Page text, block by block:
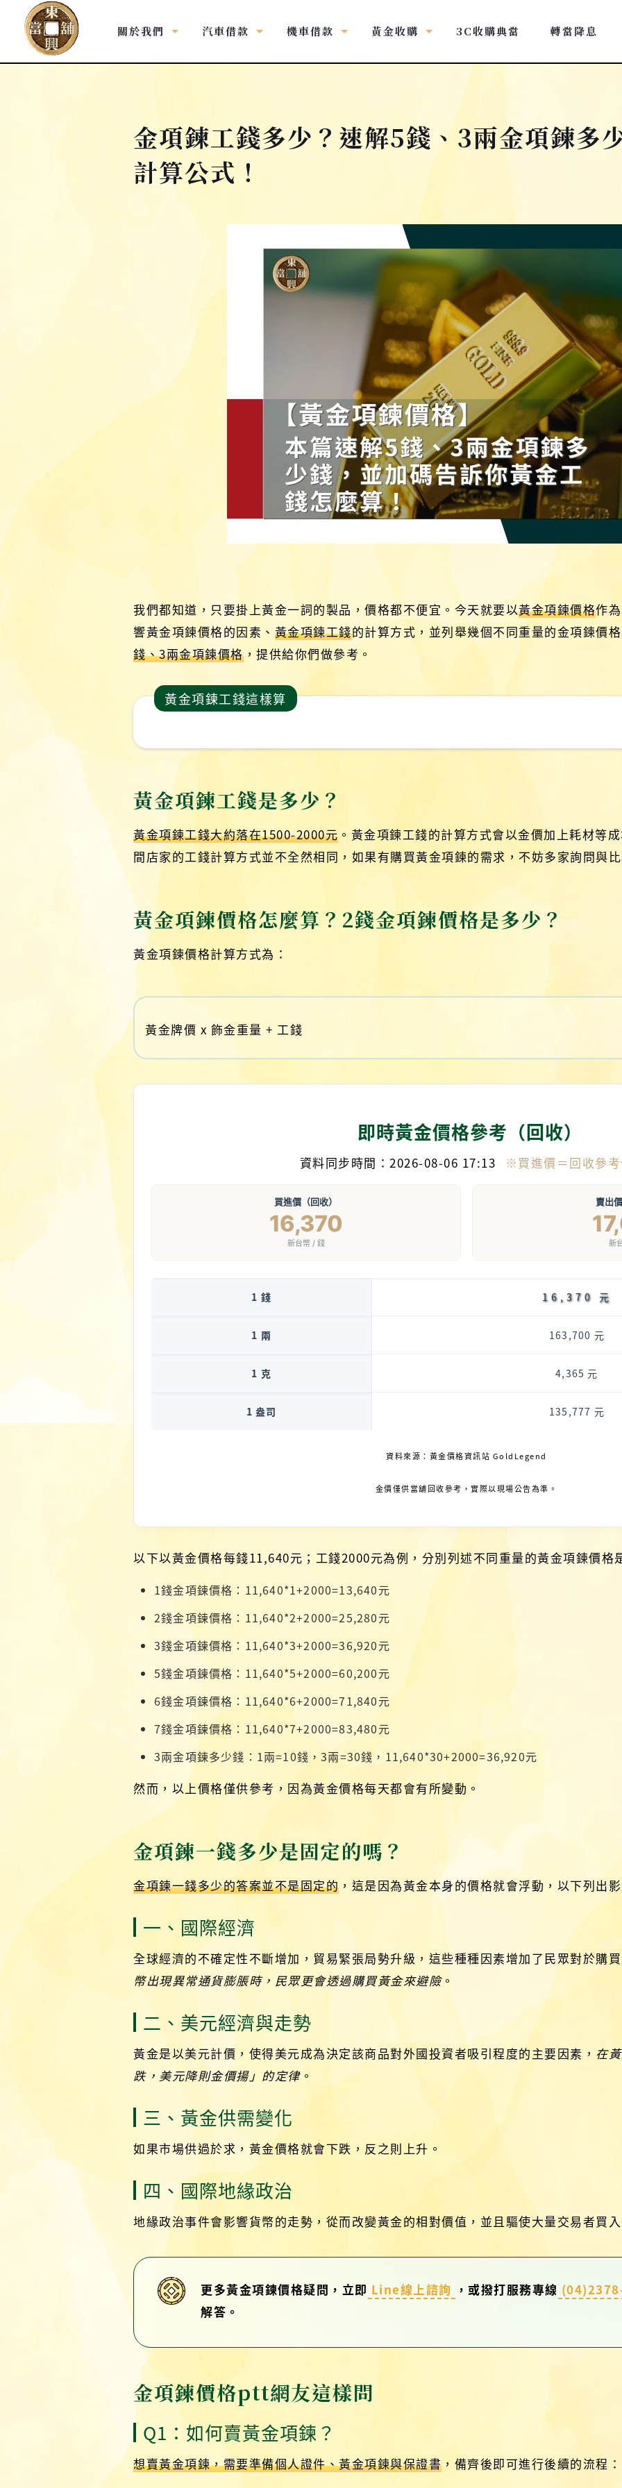
關於我們 汽車借款 機車借款 黃金收購 3C收購典當 轉當降息
金項鍊工錢多少？速解5錢、3兩金項鍊多
計算公式！
我們都知道，只要掛上黃金一詞的製品，價格都不便宜。今天就要以黃金項鍊價格作
響黃金項鍊價格的因素、 黃金項鍊工錢的計算方式，並列舉幾個不同重量的金項鍊價
錢、3兩金項鍊價格，提供給你們做參考。
黃金項鍊工錢這樣算
黃金項鍊工錢是多少？
黃金項鍊工錢大約落在1500-2000元 。黃金項鍊工錢的計算方式會以金價加上耗材等
間店家的工錢計算方式並不全然相同，如果有購買黃金項鍊的需求，不妨多家詢問與
黃金項鍊價格怎麼算？2錢金項鍊價格是多少？
黃金項鍊價格計算方式為：
黃金牌價 x 飾金重量 + 工錢
即時黃金價格參考（回收）
資料同步時間：2026-08-06 17:13 ※買進價＝回收參
買進價（回收）
16,370
新台幣 / 錢
賣出
新
1 錢 16,370 元
1 兩 163,700 元
1 克 4,365 元
1 盎司 135,777 元
資料來源：黃金價格資訊站 GoldLegend
金價僅供當舖回收參考，實際以現場公告為準。
以下以黃金價格每錢11,640元；工錢2000元為例，分別列述不同重量的黃金項鍊價格
1錢金項鍊價格：11,640*1+2000=13,640元
2錢金項鍊價格：11,640*2+2000=25,280元
3錢金項鍊價格：11,640*3+2000=36,920元
5錢金項鍊價格：11,640*5+2000=60,200元
6錢金項鍊價格：11,640*6+2000=71,840元
7錢金項鍊價格：11,640*7+2000=83,480元
3兩金項鍊多少錢：1兩=10錢，3兩=30錢，11,640*30+2000=36,920元
然而，以上價格僅供參考，因為黃金價格每天都會有所變動。
金項鍊一錢多少是固定的嗎？
金項鍊一錢多少的答案並不是固定的 ，這是因為黃金本身的價格就會浮動，以下列出
一、國際經濟
全球經濟的不確定性不斷增加，貿易緊張局勢升級，這些種種因素增加了民眾對於購
幣出現異常通貨膨脹時，民眾更會透過購買黃金來避險。
二、美元經濟與走勢
黃金是以美元計價，使得美元成為決定該商品對外國投資者吸引程度的主要因素， 在
跌，美元降則金價揚」的定律。
三、黃金供需變化
如果市場供過於求，黃金價格就會下跌，反之則上升。
四、國際地緣政治
地緣政治事件會影響貨幣的走勢，從而改變黃金的相對價值，並且驅使大量交易者買
更多黃金項鍊價格疑問，立即 Line線上諮詢 ，或撥打服務專線
解答。
金項鍊價格ptt網友這樣問
Q1：如何賣黃金項鍊？
想賣黃金項鍊，需要準備個人證件、黃金項鍊與保證書 ，備齊後即可進行後續的流程：